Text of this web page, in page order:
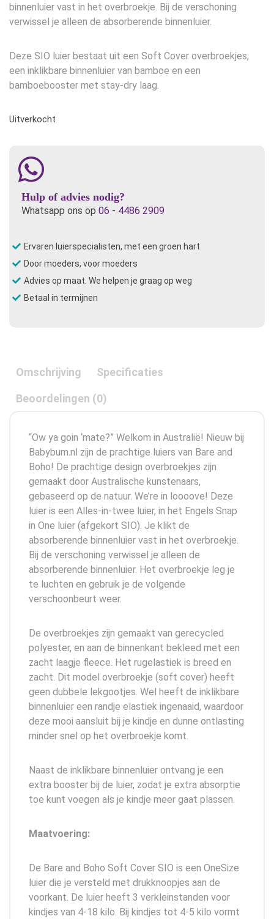
binnenluier vast in het overbroekje. Bij de verschoning
verwissel je alleen de absorberende binnenluier.
Deze SIO luier bestaat uit een Soft Cover overbroekjes,
een inklikbare binnenluier van bamboe en een
bamboebooster met stay-dry laag.
Uitverkocht
Hulp of advies nodig?
Whatsapp ons op 06 - 4486 2909
Ervaren luierspecialisten, met een groen hart
Door moeders, voor moeders
Advies op maat. We helpen je graag op weg
Betaal in termijnen
Omschrijving Specificaties
Beoordelingen (0)
“Ow ya goin ‘mate?” Welkom in Australië! Nieuw bij
Babybum.nl zijn de prachtige luiers van Bare and
Boho! De prachtige design overbroekjes zijn
gemaakt door Australische kunstenaars,
gebaseerd op de natuur. We’re in loooove! Deze
luier is een Alles-in-twee luier, in het Engels Snap
in One luier (afgekort SIO). Je klikt de
absorberende binnenluier vast in het overbroekje.
Bij de verschoning verwissel je alleen de
absorberende binnenluier. Het overbroekje leg je
te luchten en gebruik je de volgende
verschoonbeurt weer.
De overbroekjes zijn gemaakt van gerecycled
polyester, en aan de binnenkant bekleed met een
zacht laagje fleece. Het rugelastiek is breed en
zacht. Dit model overbroekje (soft cover) heeft
geen dubbele lekgootjes. Wel heeft de inklikbare
binnenluier een randje elastiek ingenaaid, waardoor
deze mooi aansluit bij je kindje en dunne ontlasting
minder snel op het overbroekje komt.
Naast de inklikbare binnenluier ontvang je een
extra booster bij de luier, zodat je extra absorptie
toe kunt voegen als je kindje meer gaat plassen.
Maatvoering:
De Bare and Boho Soft Cover SIO is een OneSize
luier die je versteld met drukknoopjes aan de
voorkant. De luier heeft 3 verkleinstanden voor
kindjes van 4-18 kilo. Bij kindjes tot 4-5 kilo vormt